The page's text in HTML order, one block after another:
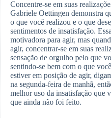
Concentre-se em suas
Gabriele Oettingen demonstra
o que você realizou e o que
sentimentos de insatisfação.
motivadora para agir, mas
agir, concentrar-se em suas
sensação de orgulho pelo que
sentindo-se bem com o que
estiver em posição de agir,
na segunda-feira de manhã,
melhor uso da insatisfação que
que ainda não foi feito.